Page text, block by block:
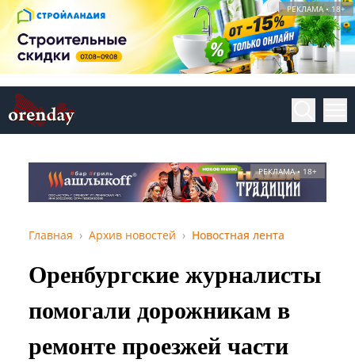
РЕКЛАМА • 18+
РЕКЛАМА • 18+
Главная Архив новостей Новостная лента
Оренбургские журналисты
помогали дорожникам в
ремонте проезжей части